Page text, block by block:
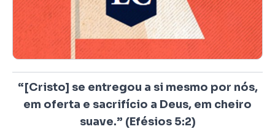
“[Cristo] se entregou a si mesmo por nós,
em oferta e sacrifício a Deus, em cheiro
suave.” (Efésios 5:2)